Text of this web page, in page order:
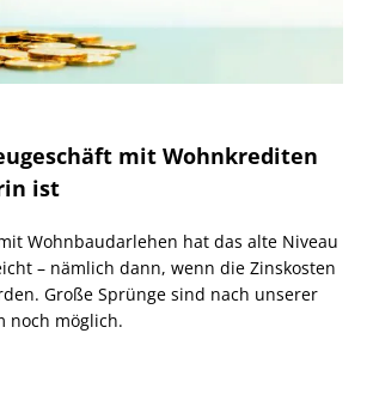
mit Wohnkrediten
ist
Wohnbaudarlehen hat das alte Niveau
– nämlich dann, wenn die Zinskosten
Große Sprünge sind nach unserer
noch möglich.